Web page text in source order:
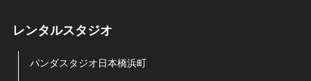
レンタルスタジオ
パンダスタジオ日本橋浜町